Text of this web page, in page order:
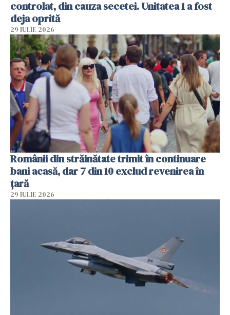
controlat, din cauza secetei. Unitatea 1 a fost
deja oprită
29 IULIE 2026
Românii din străinătate trimit în continuare
bani acasă, dar 7 din 10 exclud revenirea în
țară
29 IULIE 2026